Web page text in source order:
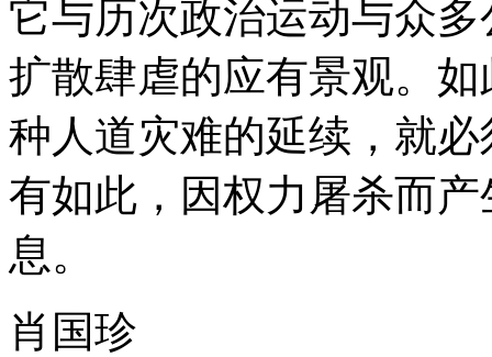
它与历次政治运动与众
扩散肆虐的应有景观。
种人道灾难的延续，就
有如此，因权力屠杀而
息。
肖国珍